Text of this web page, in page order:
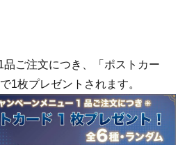
ご注文につき、「ポストカー
1枚プレゼントされます。